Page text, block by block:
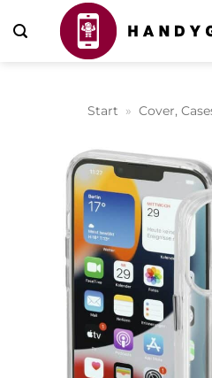
Inhalt
Start » Cover,